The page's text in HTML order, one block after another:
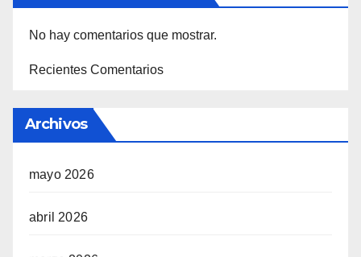
No hay comentarios que mostrar.
Recientes Comentarios
Archivos
mayo 2026
abril 2026